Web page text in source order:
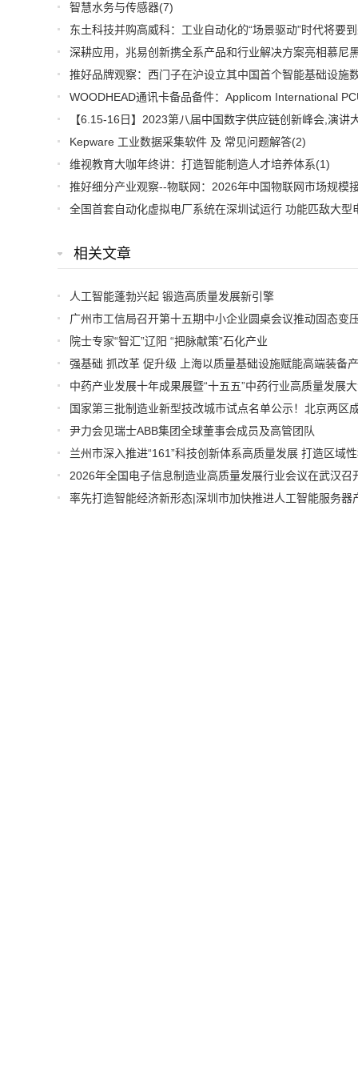
智慧水务与传感器(7)
东土科技并购高威科：工业自动化的“场景驱动”时代将要
Kepware 工业数据采集软件 及 常见问题解答(2)
维视教育大咖年终讲：打造智能制造人才培养体系(1)
相关文章
人工智能蓬勃兴起 锻造高质量发展新引擎
院士专家“智汇”辽阳 “把脉献策”石化产业
国家第三批制造业新型技改城市试点名单公示！北京两区
尹力会见瑞士ABB集团全球董事会成员及高管团队
2026年全国电子信息制造业高质量发展行业会议在武汉召